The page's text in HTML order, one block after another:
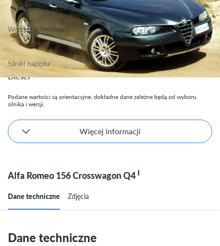
Grupa Podstawowa, Klasa Średnia
Wersje nadwoziowe
Kombi
Silniki napędu
Diesel
Podane wartości są orientacyjne, dokładne dane zależne będą od wyboru
silnika i wersji.
Więcej informacji
Alfa Romeo 156 Crosswagon Q4 I
Dane techniczne Zdjęcia
Dane techniczne